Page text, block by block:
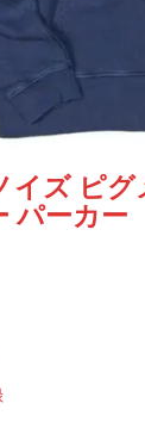
イズ ピ
パーカ